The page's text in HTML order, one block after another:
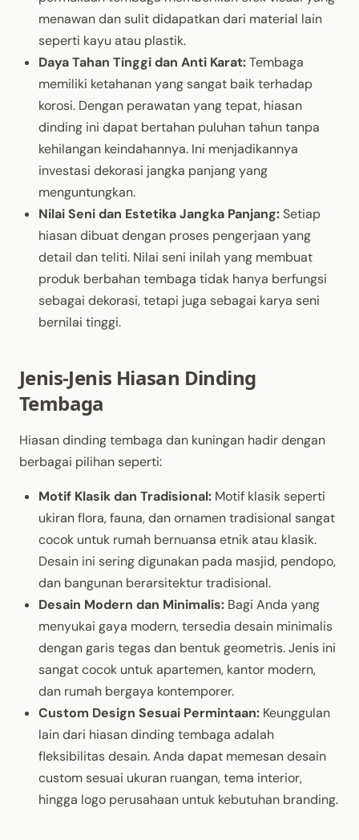
menawan dan sulit didapatkan dari material lain
seperti kayu atau plastik.
Daya Tahan Tinggi dan Anti Karat:Tembaga
memiliki ketahanan yang sangat baik terhadap
korosi. Dengan perawatan yang tepat, hiasan
dinding ini dapat bertahan puluhan tahun tanpa
kehilangan keindahannya. Ini menjadikannya
investasi dekorasi jangka panjang yang
menguntungkan.
Nilai Seni dan Estetika Jangka Panjang:Setiap
hiasan dibuat dengan proses pengerjaan yang
detail dan teliti. Nilai seni inilah yang membuat
produk berbahan tembaga tidak hanya berfungsi
sebagai dekorasi, tetapi juga sebagai karya seni
bernilai tinggi.
Jenis-Jenis Hiasan Dinding
Tembaga
Hiasan dinding tembaga dan kuningan hadir dengan
berbagai pilihan seperti:
Motif Klasik dan Tradisional: Motif klasik seperti
ukiran flora, fauna, dan ornamen tradisional sangat
cocok untuk rumah bernuansa etnik atau klasik.
Desain ini sering digunakan pada masjid, pendopo,
dan bangunan berarsitektur tradisional.
Desain Modern dan Minimalis: Bagi Anda yang
menyukai gaya modern, tersedia desain minimalis
dengan garis tegas dan bentuk geometris. Jenis ini
sangat cocok untuk apartemen, kantor modern,
dan rumah bergaya kontemporer.
Custom Design Sesuai Permintaan: Keunggulan
lain dari hiasan dinding tembaga adalah
fleksibilitas desain. Anda dapat memesan desain
custom sesuai ukuran ruangan, tema interior,
hingga logo perusahaan untuk kebutuhan branding.